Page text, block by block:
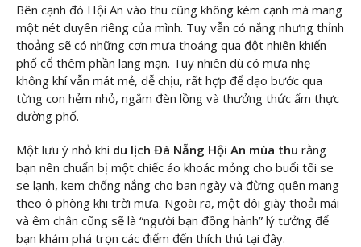
Bên cạnh đó Hội An vào thu cũng không kém cạnh mà mang
một nét duyên riêng của mình. Tuy vẫn có nắng nhưng thỉnh
thoảng sẽ có những cơn mưa thoáng qua đột nhiên khiến
phố cổ thêm phần lãng mạn. Tuy nhiên dù có mưa nhẹ
không khí vẫn mát mẻ, dễ chịu, rất hợp để dạo bước qua
từng con hẻm nhỏ, ngắm đèn lồng và thưởng thức ẩm thực
đường phố.
Một lưu ý nhỏ khi du lịch Đà Nẵng Hội An mùa thu rằng
bạn nên chuẩn bị một chiếc áo khoác mỏng cho buổi tối se
se lạnh, kem chống nắng cho ban ngày và đừng quên mang
theo ô phòng khi trời mưa. Ngoài ra, một đôi giày thoải mái
và êm chân cũng sẽ là “người bạn đồng hành” lý tưởng để
bạn khám phá trọn các điểm đến thích thú tại đây.